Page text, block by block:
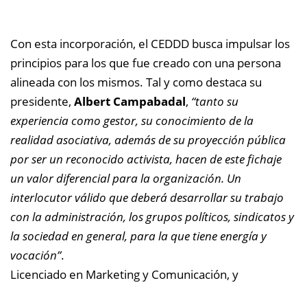
Con esta incorporación, el CEDDD busca impulsar los
principios para los que fue creado con una persona
alineada con los mismos. Tal y como destaca su
presidente, Albert Campabadal, “tanto su
experiencia como gestor, su conocimiento de la
realidad asociativa, además de su proyección pública
por ser un reconocido activista, hacen de este fichaje
un valor diferencial para la organización. Un
interlocutor válido que deberá desarrollar su trabajo
con la administración, los grupos políticos, sindicatos y
la sociedad en general, para la que tiene energía y
vocación”.
Licenciado en Marketing y Comunicación, y